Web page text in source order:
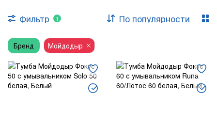
Фильтр 1 По популярности
Бренд Мойдодыр